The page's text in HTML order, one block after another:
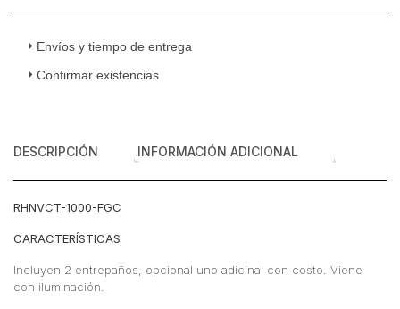
Cristal
Full
Cubo
100
cm
Envíos y tiempo de entrega
Confirmar existencias
DESCRIPCIÓN INFORMACIÓN ADICIONAL
RHNVCT-1000-FGC
CARACTERÍSTICAS
Incluyen 2 entrepaños, opcional uno adicinal con costo. Viene
con iluminación.